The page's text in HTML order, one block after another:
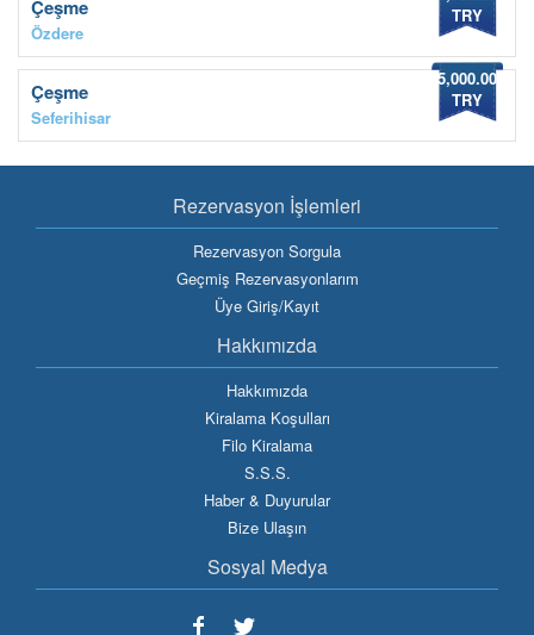
Çeşme
Özdere
TRY
Çeşme
Seferihisar
5,000.00
TRY
Rezervasyon İşlemleri
Rezervasyon Sorgula
Geçmiş Rezervasyonlarım
Üye Giriş/Kayıt
Hakkımızda
Hakkımızda
Kiralama Koşulları
Filo Kiralama
S.S.S.
Haber & Duyurular
Bize Ulaşın
Sosyal Medya